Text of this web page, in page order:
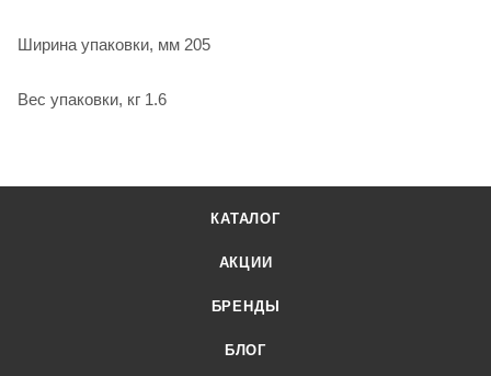
Ширина упаковки, мм 205
Вес упаковки, кг 1.6
КАТАЛОГ
АКЦИИ
БРЕНДЫ
БЛОГ